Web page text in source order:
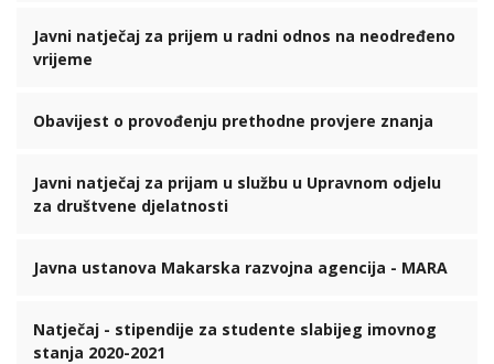
Javni natječaj za prijem u radni odnos na neodređeno
vrijeme
Obavijest o provođenju prethodne provjere znanja
Javni natječaj za prijam u službu u Upravnom odjelu
za društvene djelatnosti
Javna ustanova Makarska razvojna agencija - MARA
Natječaj - stipendije za studente slabijeg imovnog
stanja 2020-2021